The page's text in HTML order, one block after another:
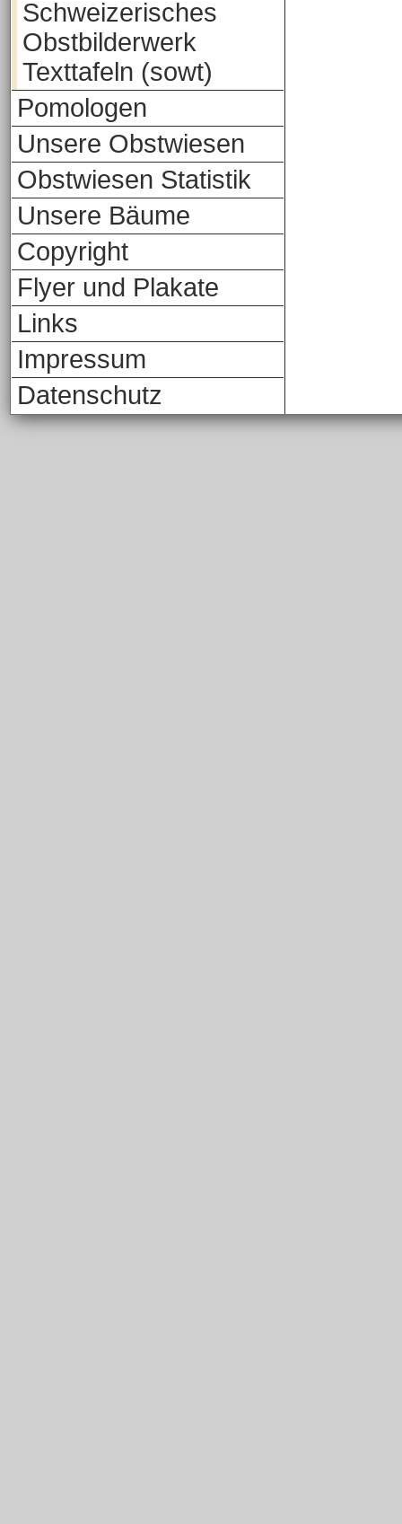
Schweizerisches
Obstbilderwerk
Texttafeln (sowt)
Pomologen
Unsere Obstwiesen
Obstwiesen Statistik
Unsere Bäume
Copyright
Flyer und Plakate
Links
Impressum
Datenschutz